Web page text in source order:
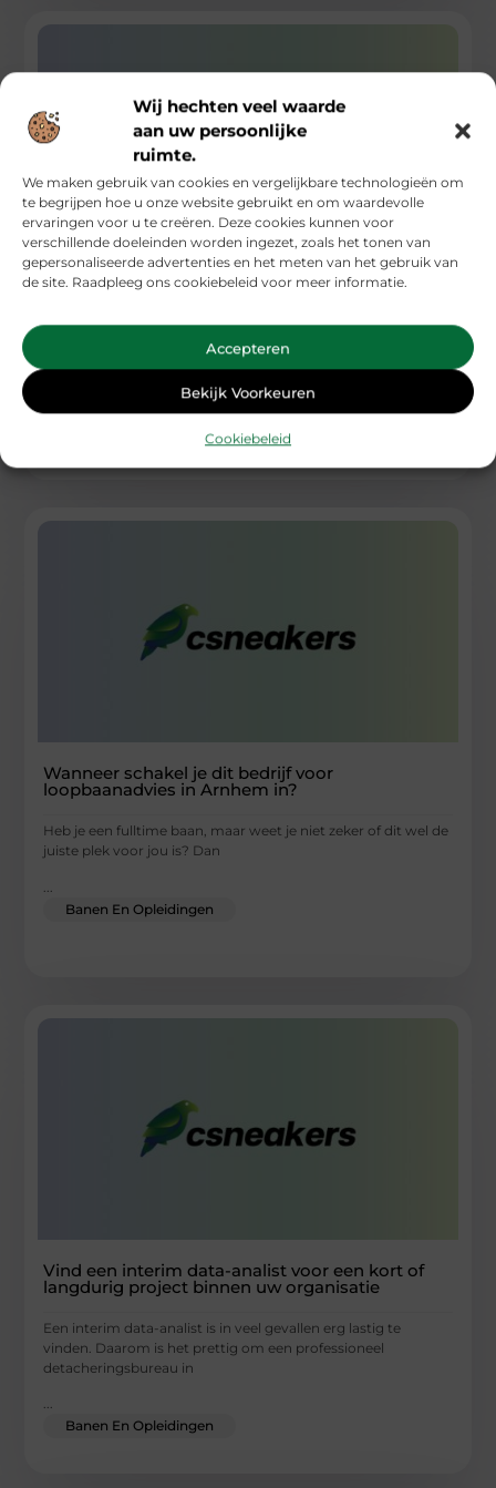
Wij hechten veel waarde
aan uw persoonlijke
ruimte.
We maken gebruik van cookies en vergelijkbare technologieën om
te begrijpen hoe u onze website gebruikt en om waardevolle
ervaringen voor u te creëren. Deze cookies kunnen voor
verschillende doeleinden worden ingezet, zoals het tonen van
gepersonaliseerde advertenties en het meten van het gebruik van
de site. Raadpleeg ons cookiebeleid voor meer informatie.
Accepteren
Bekijk Voorkeuren
Cookiebeleid
Een professional vinden via een
detacheringsbureau in de financiële
Een ervaren detacheringsbureau in de financiële
dienstverlening vindt altijd de beste professional voor elk
project. Veel verschillende branches zijn volop
Banen En Opleidingen
Wanneer schakel je dit bedrijf voor
loopbaanadvies in Arnhem in?
Heb je een fulltime baan, maar weet je niet zeker of dit wel de
juiste plek voor jou is? Dan
Banen En Opleidingen
Vind een interim data-analist voor een kort of
langdurig project binnen uw organisatie
Een interim data-analist is in veel gevallen erg lastig te
vinden. Daarom is het prettig om een professioneel
detacheringsbureau in
...
Banen En Opleidingen